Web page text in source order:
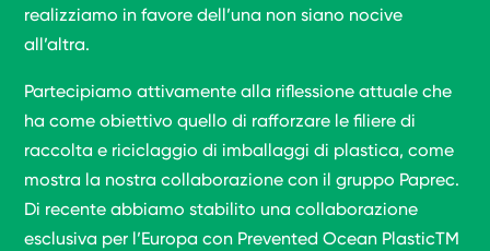
realizziamo in favore dell’una non siano nocive
all’altra.
Partecipiamo attivamente alla riflessione attuale che
ha come obiettivo quello di rafforzare le filiere di
raccolta e riciclaggio di imballaggi di plastica, come
mostra la nostra collaborazione con il gruppo Paprec.
Di recente abbiamo stabilito una collaborazione
esclusiva per l’Europa con Prevented Ocean PlasticTM